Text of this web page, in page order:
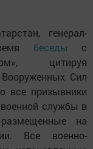
генерал-
беседы с
цитируя
Вооруженных Сил
все призывники
службы в
на
Все военно­